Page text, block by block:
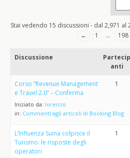
Stai vedendo 15 discussioni - dal 2,971 al
←
1 … 198
Discussione
Partecip
anti
Corso “Revenue Management
e Travel 2.0” – Conferma
Iniziato da: lorenzo
in: Commenti agli articoli di Booking Blog
1
L’Influenza Suina colpisce il
Turismo: le risposte degli
operatori
1